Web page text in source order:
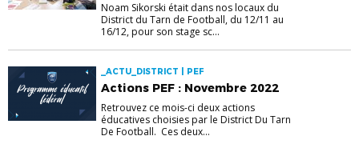
Noam Sikorski était dans nos locaux du
District du Tarn de Football, du 12/11 au
16/12, pour son stage sc...
_ACTU_DISTRICT | PEF
Actions PEF : Novembre 2022
Retrouvez ce mois-ci deux actions
éducatives choisies par le District Du Tarn
De Football. Ces deux...